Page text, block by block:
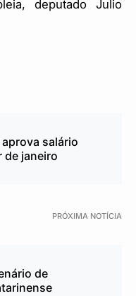
deputado Julio
salário
de janeiro
PRÓXIMA NOTÍCIA
de